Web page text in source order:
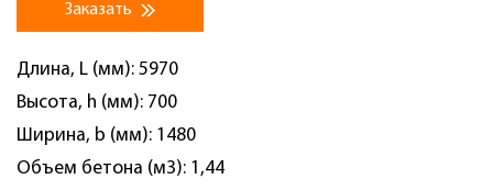
Заказать
Длина, L (мм): 5970
Высота, h (мм): 700
Ширина, b (мм): 1480
Объем бетона (м3): 1,44